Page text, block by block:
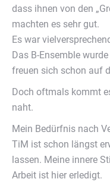
dass ihnen von den
machten es sehr gut.
Es war
Das B-Ensemble
freuen sich schon auf
Doch oftmals kommt
naht.
Mein Bedürfnis nach
TiM ist schon längst
lassen. Meine innere
Arbeit ist hier erledigt.